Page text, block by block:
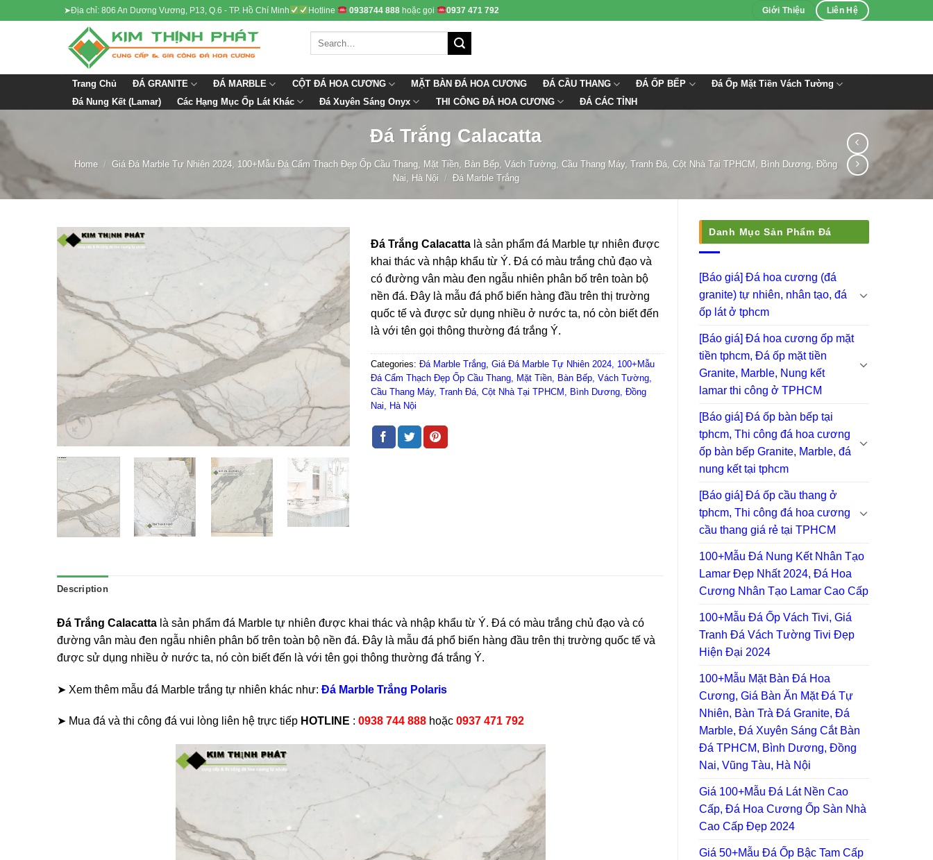
➤Địa chỉ: 806 An Dương Vương, P13, Q.6 - TP. Hồ Chí Minh Hotline 0938744 888 hoặc gọi 0937 471 792 Giới Thiệu Liên Hệ
Trang Chủ ĐÁ GRANITE ĐÁ MARBLE CỘT ĐÁ HOA CƯƠNG MẶT BÀN ĐÁ HOA CƯƠNG ĐÁ CẦU THANG ĐÁ ỐP BẾP
Đá Ốp Mặt Tiền Vách Tường
Đá Nung Kết (Lamar)
Các Hạng Mục Ốp Lát Khác Đá Xuyên Sáng Onyx THI CÔNG ĐÁ HOA CƯƠNG ĐÁ CÁC TỈNH
Đá Trắng Calacatta
Home /
Giá Đá Marble Tự Nhiên 2024, 100+Mẫu Đá Cẩm Thạch Đẹp Ốp Cầu Thang, Mặt Tiền, Bàn Bếp, Vách Tường, Cầu Thang Máy, Tranh Đá, Cột Nhà Tại TPHCM, Bình Dương, Đồng
Nai, Hà Nội
/ Đá Marble Trắng
Danh Mục Sản Phẩm Đá
[Báo giá] Đá hoa cương (đá
granite) tự nhiên, nhân tạo, đá
ốp lát ở tphcm
[Báo giá] Đá hoa cương ốp mặt
tiền tphcm, Đá ốp mặt tiền
Granite, Marble, Nung kết
lamar thi công ở TPHCM
[Báo giá] Đá ốp bàn bếp tại
tphcm, Thi công đá hoa cương
ốp bàn bếp Granite, Marble, đá
nung kết tại tphcm
[Báo giá] Đá ốp cầu thang ở
tphcm, Thi công đá hoa cương
cầu thang giá rẻ tại TPHCM
100+Mẫu Đá Nung Kết Nhân Tạo
Lamar Đẹp Nhất 2024, Đá Hoa
Cương Nhân Tạo Lamar Cao Cấp
100+Mẫu Đá Ốp Vách Tivi, Giá
Tranh Đá Vách Tường Tivi Đẹp
Hiện Đại 2024
100+Mẫu Mặt Bàn Đá Hoa
Cương, Giá Bàn Ăn Mặt Đá Tự
Nhiên, Bàn Trà Đá Granite, Đá
Marble, Đá Xuyên Sáng Cắt Bàn
Đá TPHCM, Bình Dương, Đồng
Nai, Vũng Tàu, Hà Nội
Giá 100+Mẫu Đá Lát Nền Cao
Cấp, Đá Hoa Cương Ốp Sàn Nhà
Cao Cấp Đẹp 2024
Giá 50+Mẫu Đá Ốp Bậc Tam Cấp
Đá Trắng Calacatta là sản phẩm đá Marble tự nhiên được
khai thác và nhập khẩu từ Ý. Đá có màu trắng chủ đạo và
có đường vân màu đen ngẫu nhiên phân bố trên toàn bộ
nền đá. Đây là mẫu đá phổ biến hàng đầu trên thị trường
quốc tế và được sử dụng nhiều ở nước ta, nó còn biết đến
là với tên gọi thông thường đá trắng Ý.
Categories: Đá Marble Trắng, Giá Đá Marble Tự Nhiên 2024, 100+Mẫu
Đá Cẩm Thạch Đẹp Ốp Cầu Thang, Mặt Tiền, Bàn Bếp, Vách Tường,
Cầu Thang Máy, Tranh Đá, Cột Nhà Tại TPHCM, Bình Dương, Đồng
Nai, Hà Nội
Description
Đá Trắng Calacatta là sản phẩm đá Marble tự nhiên được khai thác và nhập khẩu từ Ý. Đá có màu trắng chủ đạo và có
đường vân màu đen ngẫu nhiên phân bố trên toàn bộ nền đá. Đây là mẫu đá phổ biến hàng đầu trên thị trường quốc tế và
được sử dụng nhiều ở nước ta, nó còn biết đến là với tên gọi thông thường đá trắng Ý.
➤ Xem thêm mẫu đá Marble trắng tự nhiên khác như: Đá Marble Trắng Polaris
➤ Mua đá và thi công đá vui lòng liên hệ trực tiếp HOTLINE : 0938 744 888 hoặc 0937 471 792